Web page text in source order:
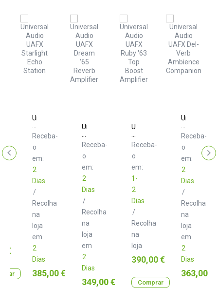
€
Universal
Audio
UAFX
Starlight
Echo
Station
Receba-
o
em:
2
Dias
/
Recolha
na
loja
em
2
Dias
Preço
385,00 €
Universal
Audio
UAFX
Dream
‘65
Reverb
Amplifier
Receba-
o
em:
2
Dias
/
Recolha
na
loja
em
2
Dias
Preço
349,00 €
Universal
Audio
UAFX
Ruby
'63
Top
Boost
Amplifier
Receba-
o
em:
1-
2
Dias
/
Recolha
na
loja
Preço
390,00 €
Comprar
Universal
Audio
UAFX
Del-
Verb
Ambience
Companion
Receba-
o
em:
2
Dias
/
Recolha
na
loja
em
2
Dias
Preço
363,00 €